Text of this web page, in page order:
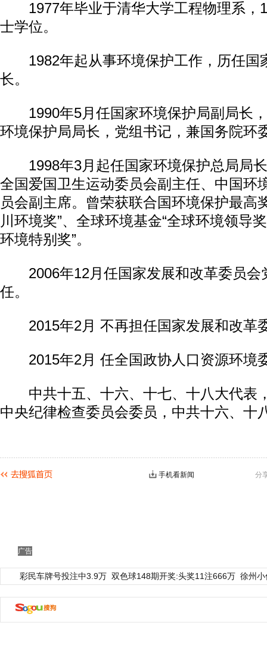
1977年毕业于清华大学工程物理系，
士学位。
1982年起从事环境保护工作，历任国
长。
1990年5月任国家环境保护局副局长，
环境保护局局长，党组书记，兼国务院环
1998年3月起任国家环境保护总局局长
全国爱国卫生运动委员会副主任、中国环
员会副主席。曾荣获联合国环境保护最高
川环境奖”、全球环境基金“全球环境领导
环境特别奖”。
2006年12月任国家发展和改革委员会
任。
2015年2月 不再担任国家发展和改革
2015年2月 任全国政协人口资源环境
中共十五、十六、十七、十八大代表
中央纪律检查委员会委员，中共十六、十
分
手机看新闻
广告
彩民车牌号投注中3.9万 双色球148期开奖:头奖11注666万 徐州